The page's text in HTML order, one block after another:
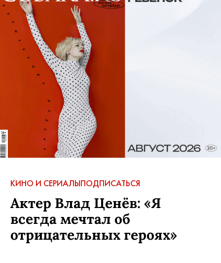
КИНО И СЕРИАЛЫПОДПИСАТЬСЯ
Актер Влад Ценёв: «Я
всегда мечтал об
отрицательных героях»